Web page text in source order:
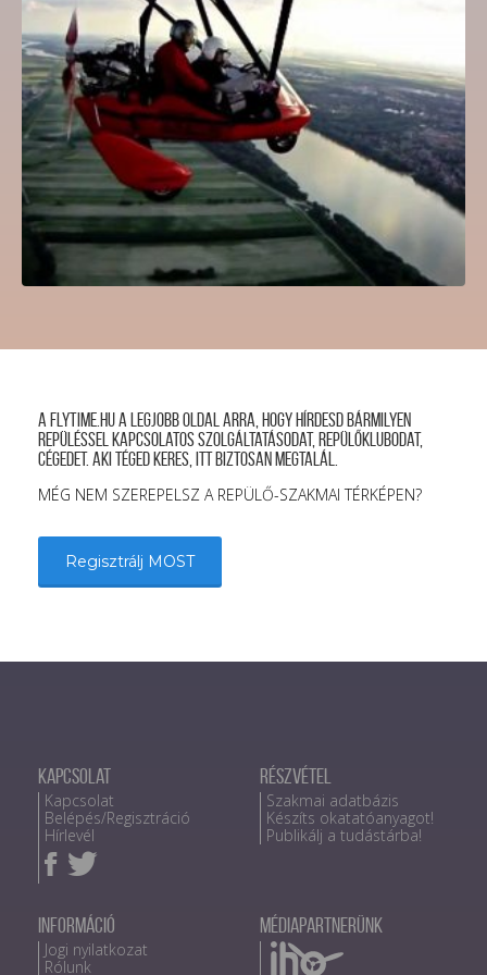
Sárkányrepülés, sétarepülés Farkashegyi repülőtér
A FLYTIME.HU a legjobb oldal arra, hogy hírdesd bármilyen
repüléssel kapcsolatos szolgáltatásodat, repülőklubodat,
cégedet. Aki téged keres, itt biztosan megtalál.
MÉG NEM SZEREPELSZ A REPÜLŐ-SZAKMAI TÉRKÉPEN?
Regisztrálj MOST
Kapcsolat
Kapcsolat
Belépés/Regisztráció
Hírlevél
Részvétel
Szakmai adatbázis
Készíts okatatóanyagot!
Publikálj a tudástárba!
Információ
Jogi nyilatkozat
Rólunk
Médiapartnerünk